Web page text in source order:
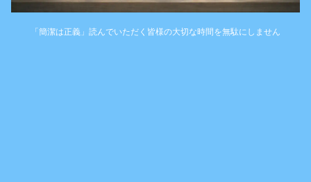
「簡潔は正義」読んでいただく皆様の大切な時間を無駄にしません